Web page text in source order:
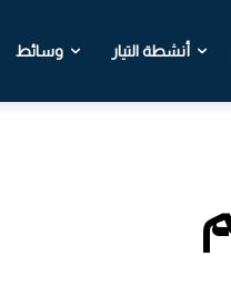
أنشطة التيار وسائط